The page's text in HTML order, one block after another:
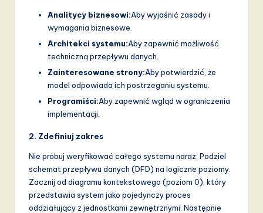
Analitycy biznesowi:Aby wyjaśnić zasady i
wymagania biznesowe.
Architekci systemu:Aby zapewnić możliwość
techniczną przepływu danych.
Zainteresowane strony:Aby potwierdzić, że
model odpowiada ich postrzeganiu systemu.
Programiści:Aby zapewnić wgląd w ograniczenia
implementacji.
2. Zdefiniuj zakres
Nie próbuj weryfikować całego systemu naraz. Podziel
schemat przepływu danych (DFD) na logiczne poziomy.
Zacznij od diagramu kontekstowego (poziom 0), który
przedstawia system jako pojedynczy proces
oddziałujący z jednostkami zewnętrznymi. Następnie